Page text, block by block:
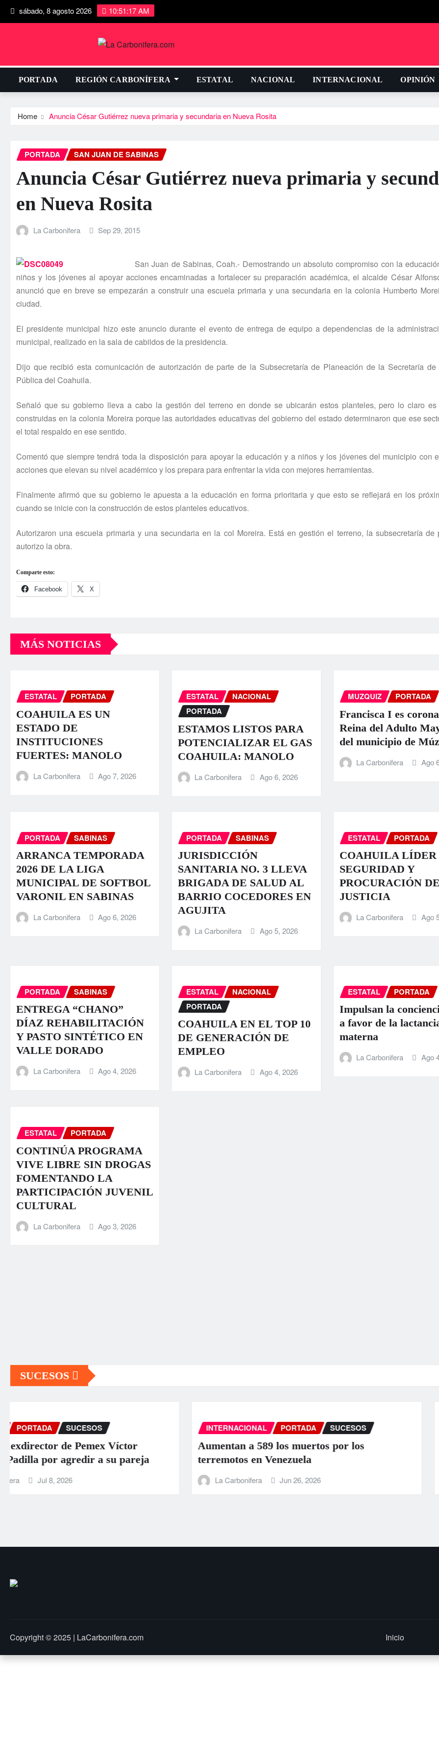
sábado, 8 agosto 2026 10:51:17 AM
PORTADA REGIÓN CARBONÍFERA ESTATAL NACIONAL INTERNACIONAL OPINIÓN
Home Anuncia César Gutiérrez nueva primaria y secundaria en Nueva Rosita
PORTADA SAN JUAN DE SABINAS
Anuncia César Gutiérrez nueva primaria y
en Nueva Rosita
La Carbonifera Sep 29, 2015
San Juan de Sabinas, Coah.- Demostrando un absoluto compromiso con la
niños y los jóvenes al apoyar acciones encaminadas a fortalecer su preparación académica, el alcalde César
anunció que en breve se empezarán a construir una escuela primaria y una secundaria en la colonia Humberto
ciudad.
El presidente municipal hizo este anuncio durante el evento de entrega de equipo a dependencias de la
municipal, realizado en la sala de cabildos de la presidencia.
Dijo que recibió esta comunicación de autorización de parte de la Subsecretarí­a de Planeación de la Secretarí­a de
Pública del Coahuila.
Señaló que su gobierno lleva a cabo la gestión del terreno en donde se ubicarán estos planteles, pero lo claro es
construidas en la colonia Moreira porque las autoridades educativas del gobierno del estado determinaron que ese
el total respaldo en ese sentido.
Comentó que siempre tendrá toda la disposición para apoyar la educación y a niños y los jóvenes del municipio con
acciones que elevan su nivel académico y los prepara para enfrentar la vida con mejores herramientas.
Finalmente afirmó que su gobierno le apuesta a la educación en forma prioritaria y que esto se reflejará en los
cuando se inicie con la construcción de estos planteles educativos.
Autorizaron una escuela primaria y una secundaria en la col Moreira. Está en gestión el terreno, la subsecretarí­a de
autorizo la obra.
Comparte esto:
Facebook X
MÁS NOTICIAS
ESTATAL PORTADA
COAHUILA ES UN
ESTADO DE
INSTITUCIONES
FUERTES: MANOLO
La Carbonifera Ago 7, 2026
ESTATAL
NACIONAL
PORTADA
ESTAMOS LISTOS PARA
POTENCIALIZAR EL GAS
COAHUILA: MANOLO
La Carbonifera Ago 6, 2026
MUZQUIZ PORTADA
Francisca I es
Reina del Adulto
del municipio de
La Carbonifera Ago
PORTADA SABINAS
ARRANCA TEMPORADA
2026 DE LA LIGA
MUNICIPAL DE SOFTBOL
VARONIL EN SABINAS
La Carbonifera Ago 6, 2026
PORTADA SABINAS
JURISDICCIÓN
SANITARIA NO. 3 LLEVA
BRIGADA DE SALUD AL
BARRIO COCEDORES EN
AGUJITA
La Carbonifera Ago 5, 2026
ESTATAL PORTADA
COAHUILA LÍDER
SEGURIDAD Y
PROCURACIÓN DE
JUSTICIA
La Carbonifera Ago
PORTADA SABINAS
ENTREGA “CHANO”
DÍAZ REHABILITACIÓN
Y PASTO SINTÉTICO EN
VALLE DORADO
La Carbonifera Ago 4, 2026
ESTATAL
NACIONAL
PORTADA
COAHUILA EN EL TOP 10
DE GENERACIÓN DE
EMPLEO
La Carbonifera Ago 4, 2026
ESTATAL PORTADA
Impulsan la
a favor de la
materna
La Carbonifera Ago
ESTATAL PORTADA
CONTINÚA PROGRAMA
VIVE LIBRE SIN DROGAS
FOMENTANDO LA
PARTICIPACIÓN JUVENIL
CULTURAL
La Carbonifera Ago 3, 2026
SUCESOS
INTERNACIONAL PORTADA
Aumentan a 589 los muertos por los
terremotos en Venezuela
La Carbonifera
INTERNACIONAL PORTADA
EEUU anuncia una ayuda de 130
para Venezuela tras el doble
La Carbonifera
Copyright © 2025 | LaCarbonifera.com Inicio